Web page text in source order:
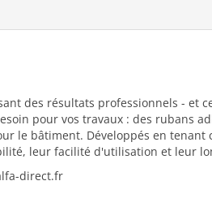
des résultats professionnels - et
pour vos travaux : des rubans
le bâtiment. Développés en tenant
leur facilité d'utilisation et leur
direct.fr